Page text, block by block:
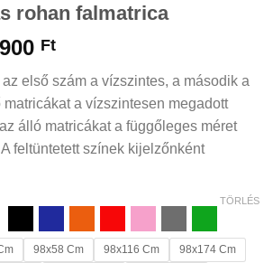
rohan falmatrica
FtÁrtartomány:
4990 Ft
-
44900 Ft
első szám a vízszintes, a második a
a vízszintesen megadott
álló matricákat a függőleges méret
feltüntetett színek kijelzőnként
98x58 Cm 98x116 Cm
98x174 Cm
TÖRLÉS